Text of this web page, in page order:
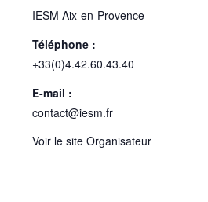
IESM Aix-en-Provence
Téléphone :
+33(0)4.42.60.43.40
E-mail :
contact@iesm.fr
Voir le site Organisateur